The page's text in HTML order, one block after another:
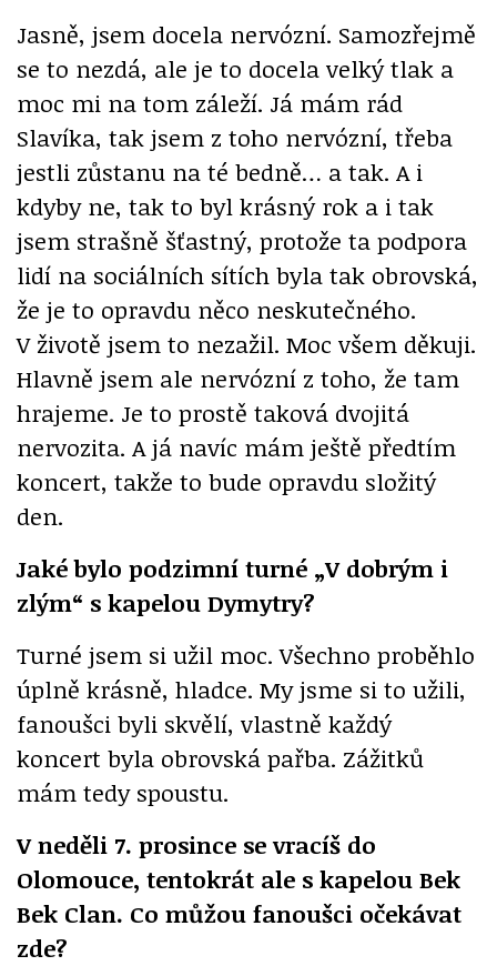
Jasně, jsem docela nervózní. Samozřejmě
se to nezdá, ale je to docela velký tlak a
moc mi na tom záleží. Já mám rád
Slavíka, tak jsem z toho nervózní, třeba
jestli zůstanu na té bedně… a tak. A i
kdyby ne, tak to byl krásný rok a i tak
jsem strašně šťastný, protože ta podpora
lidí na sociálních sítích byla tak obrovská,
že je to opravdu něco neskutečného.
V životě jsem to nezažil. Moc všem děkuji.
Hlavně jsem ale nervózní z toho, že tam
hrajeme. Je to prostě taková dvojitá
nervozita. A já navíc mám ještě předtím
koncert, takže to bude opravdu složitý
den.
Jaké bylo podzimní turné „V dobrým i
zlým“ s kapelou Dymytry?
Turné jsem si užil moc. Všechno proběhlo
úplně krásně, hladce. My jsme si to užili,
fanoušci byli skvělí, vlastně každý
koncert byla obrovská pařba. Zážitků
mám tedy spoustu.
V neděli 7. prosince se vracíš do
Olomouce, tentokrát ale s kapelou Bek
Bek Clan. Co můžou fanoušci očekávat
zde?